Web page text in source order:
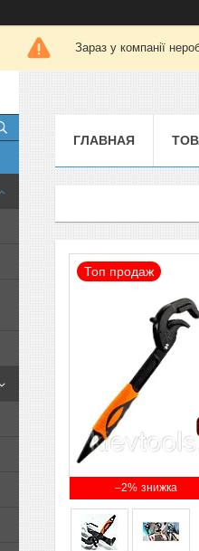
Зараз у компанії
ГЛАВНАЯ
–2%
Топ продаж